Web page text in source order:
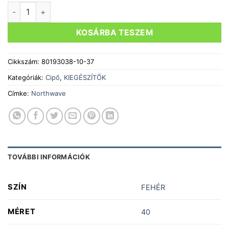
Cipő NORTHWAVE FLAT TRIBE 40 fehér mennyiség
KOSÁRBA TESZEM
Cikkszám: 80193038-10-37
Kategóriák: Cipő, KIEGÉSZÍTŐK
Címke: Northwave
TOVÁBBI INFORMÁCIÓK
SZÍN FEHÉR
MÉRET 40